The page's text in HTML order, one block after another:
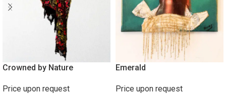
Crowned by Nature
Price upon request
Emerald
Price upon request